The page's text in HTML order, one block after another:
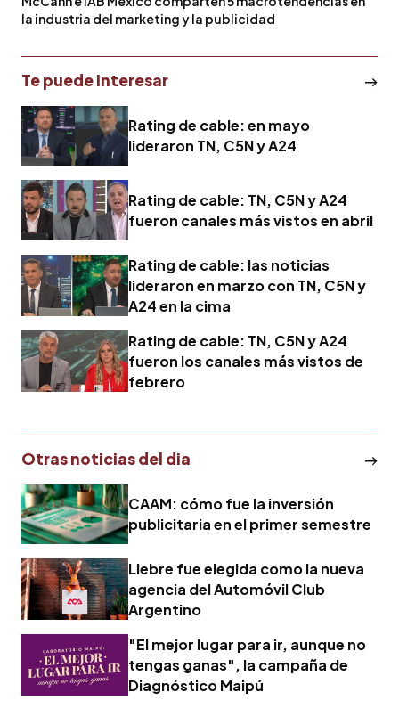
la industria del marketing y la publicidad
Te puede interesar
Rating de cable: en mayo
lideraron TN, C5N y A24
Rating de cable: TN, C5N y A24
fueron canales más vistos en abril
Rating de cable: las noticias
lideraron en marzo con TN, C5N y
A24 en la cima
Rating de cable: TN, C5N y A24
fueron los canales más vistos de
febrero
Otras noticias del dia
CAAM: cómo fue la inversión
publicitaria en el primer semestre
Liebre fue elegida como la nueva
agencia del Automóvil Club
Argentino
"El mejor lugar para ir, aunque no
tengas ganas", la campaña de
Diagnóstico Maipú